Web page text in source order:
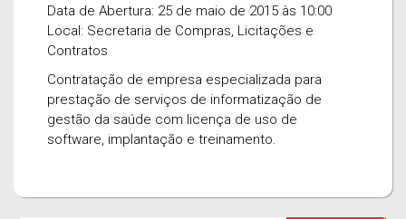
Data de Abertura: 25 de maio de 2015 às 10:00
Local: Secretaria de Compras, Licitações e
Contratos
Contratação de empresa especializada para
prestação de serviços de informatização de
gestão da saúde com licença de uso de
software, implantação e treinamento.